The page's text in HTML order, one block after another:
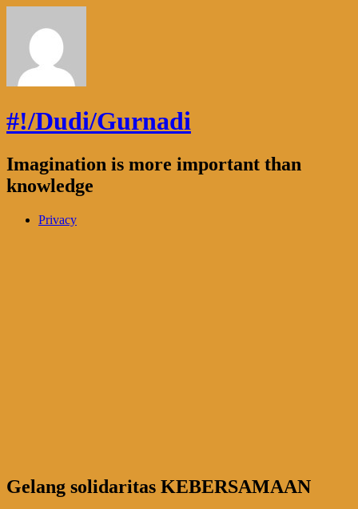
#!/Dudi/Gurnadi
Imagination is more important than
knowledge
Privacy
Gelang solidaritas KEBERSAMAAN